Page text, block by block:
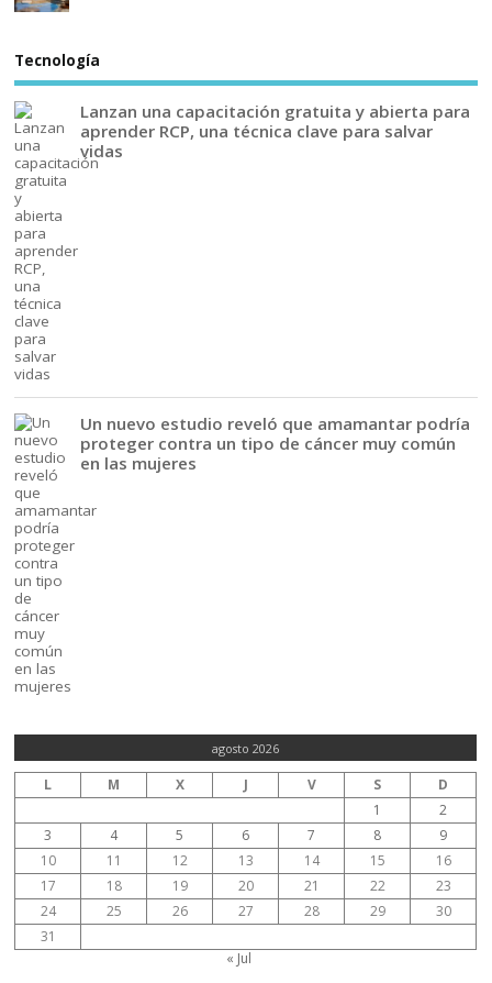
Tecnología
Lanzan una capacitación gratuita y abierta para
aprender RCP, una técnica clave para salvar
vidas
Un nuevo estudio reveló que amamantar podría
proteger contra un tipo de cáncer muy común
en las mujeres
agosto 2026
L M X J V S
D
1
2
3
4 5 6 7 8
9
10
11 12 13 14 15
16
17
18 19 20 21 22
23
24
25 26 27 28 29
30
31
« Jul